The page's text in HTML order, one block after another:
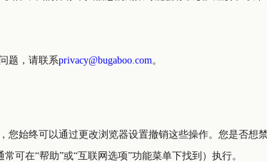
题，请联系privacy@bugaboo.com。
您始终可以通过更改浏览器设置撤销这些操作。您是否
可在“帮助”或“互联网选项”功能菜单下找到）执行。